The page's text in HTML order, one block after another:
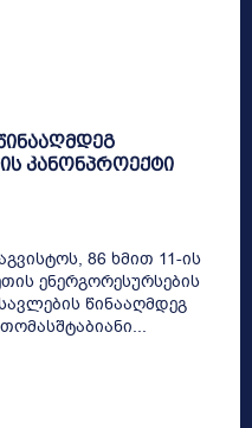
კანონპროექტი
86 ხმით 11-ის
ენერგორესურსების
წინააღმდეგ